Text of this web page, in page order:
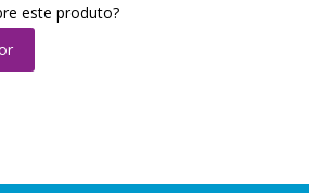
este produto?